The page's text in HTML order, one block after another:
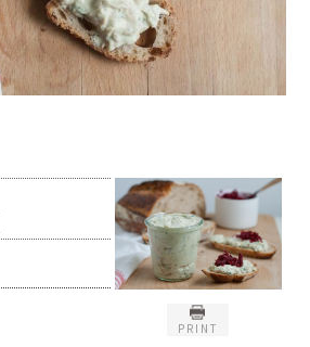
PRINT